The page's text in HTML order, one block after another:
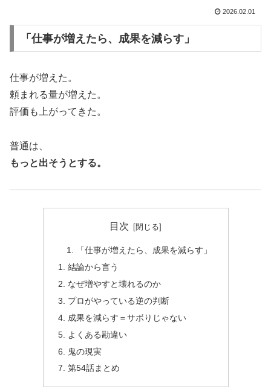
2026.02.01
「仕事が増えたら、成果を減らす」
仕事が増えた。
頼まれる量が増えた。
評価も上がってきた。
普通は、
もっと出そうとする。
目次
「仕事が増えたら、成果を減らす」
結論から言う
なぜ増やすと壊れるのか
プロがやっている逆の判断
成果を減らす＝サボりじゃない
よくある勘違い
鬼の現実
第54話まとめ